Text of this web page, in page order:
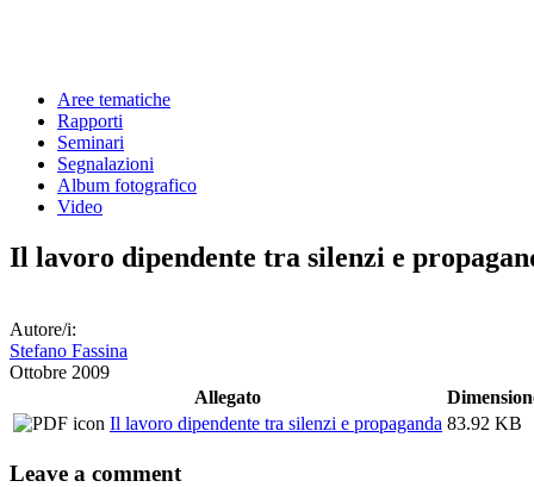
Aree tematiche
Rapporti
Seminari
Segnalazioni
Album fotografico
Video
Il lavoro dipendente tra silenzi e
Autore/i:
Stefano Fassina
Ottobre 2009
Allegato
Il lavoro dipendente tra silenzi e propaganda 83.92 KB
Leave a comment